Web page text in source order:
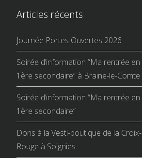
Articles récents
Journée Portes Ouvertes 2026
Soirée d’information “Ma rentrée en
1ère secondaire” à Braine-le-Comte
Soirée d’information “Ma rentrée en
1ère secondaire”
Dons à la Vesti-boutique de la Croix-
Rouge à Soignies